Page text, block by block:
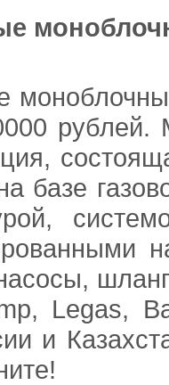
рублей.
базе
Legas,
и